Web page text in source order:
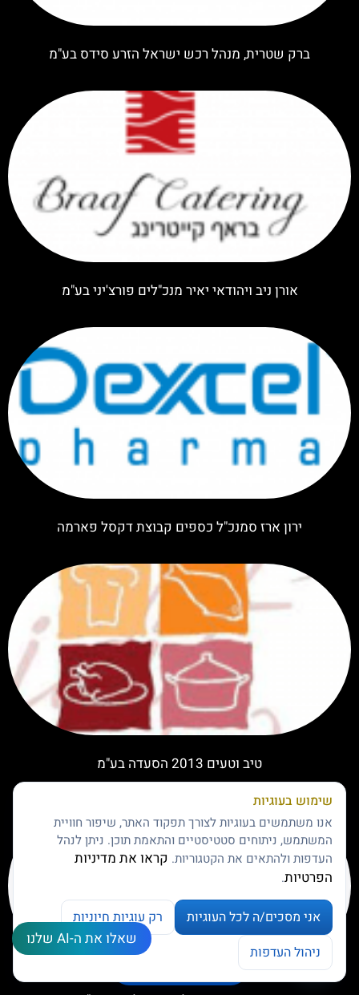
ברק שטרית, מנהל רכש ישראל הזרע סידס בע"מ
אורן ניב ויהודאי יאיר מנכ"לים פורצ'יני בע"מ
ירון ארז סמנכ"ל כספים קבוצת דקסל פארמה
טיב וטעים 2013 הסעדה בע"מ
שאלו את ה-AI שלנו
שימוש בעוגיות
אנו משתמשים בעוגיות לצורך תפקוד האתר, שיפור חוויית
המשתמש, ניתוחים סטטיסטיים והתאמת תוכן. ניתן לנהל
העדפות ולהתאים את הקטגוריות. קראו את מדיניות
הפרטיות.
אני מסכים/ה לכל העוגיות
רק עוגיות חיוניות
ניהול העדפות
צרו קשר
Open chaty